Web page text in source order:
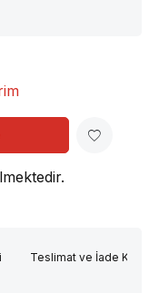
Teslimat ve İade